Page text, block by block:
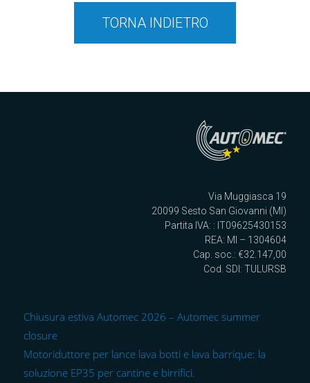
TORNA INDIETRO
Via Muggiasca 19
20099 Sesto San Giovanni (MI)
Partita IVA: : IT09625430153
REA: MI – 1304604
Cap. soc.: €32.147,00
Cod. SDI: TULURSB
Chiusura estiva Automec 2026 – Automec summer
closure
Motoriduttore per lance lava botti e lava barrique: la
soluzione EP35 per cantine e birrifici.